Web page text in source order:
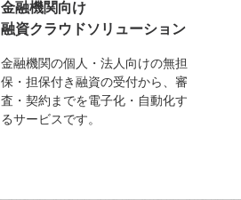
金融機関向け
融資クラウドソリューション
金融機関の個人・法人向けの無担
保・担保付き融資の受付から、審
査・契約までを電子化・自動化す
るサービスです。